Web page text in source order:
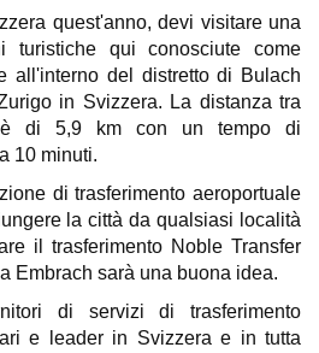
quest'anno, devi visitare una
turistiche qui conosciute come
all'interno del distretto di Bulach
in Svizzera. La distanza tra
è di 5,9 km con un tempo di
10 minuti.
di trasferimento aeroportuale
la città da qualsiasi località
il trasferimento Noble Transfer
Embrach sarà una buona idea.
di servizi di trasferimento
e leader in Svizzera e in tutta